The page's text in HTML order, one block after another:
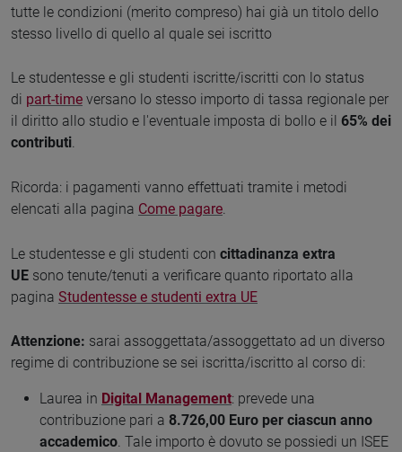
tutte le condizioni (merito compreso) hai già un titolo dello
stesso livello di quello al quale sei iscritto
Le studentesse e gli studenti iscritte/iscritti con lo status
di part-time versano lo stesso importo di tassa regionale per
il diritto allo studio e l'eventuale imposta di bollo e il 65% dei
contributi.
Ricorda: i pagamenti vanno effettuati tramite i metodi
elencati alla pagina Come pagare.
Le studentesse e gli studenti con cittadinanza extra
UE sono tenute/tenuti a verificare quanto riportato alla
pagina Studentesse e studenti extra UE
Attenzione: sarai assoggettata/assoggettato ad un diverso
regime di contribuzione se sei iscritta/iscritto al corso di:
Laurea in Digital Management: prevede una
contribuzione pari a 8.726,00 Euro per ciascun anno
accademico. Tale importo è dovuto se possiedi un ISEE